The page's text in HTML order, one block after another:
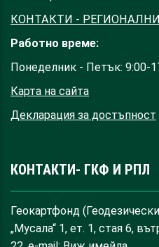
КОНТАКТИ -
Работно време:
Понеделник - Петък: 9:00-
Карта на сайта
Декларация за достъпност
КОНТАКТИ- ГКФ И РПЛ
Геокартфонд
„Мусала“ 1, ет. 1, стая 6,